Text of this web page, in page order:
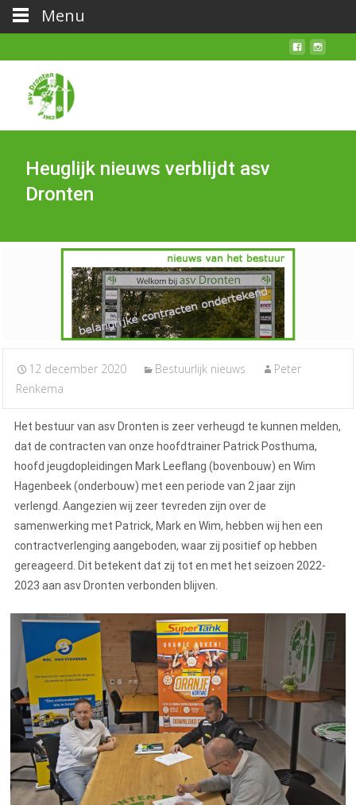
Heuglijk nieuws verblijdt asv
Dronten
12 december 2020 Bestuurlijk nieuws
Peter
Renkema
Het bestuur van asv Dronten is zeer verheugd te kunnen melden,
dat de contracten van onze hoofdtrainer Patrick Posthuma,
hoofd jeugdopleidingen Mark Leeflang (bovenbouw) en Wim
Hagenbeek (onderbouw) met een periode van 2 jaar zijn
verlengd. Aangezien wij zeer tevreden zijn over de
samenwerking met Patrick, Mark en Wim, hebben wij hen een
contractverlenging aangeboden, waar zij positief op hebben
gereageerd. Dit betekent dat zij tot en met het seizoen 2022-
2023 aan asv Dronten verbonden blijven.
Menu